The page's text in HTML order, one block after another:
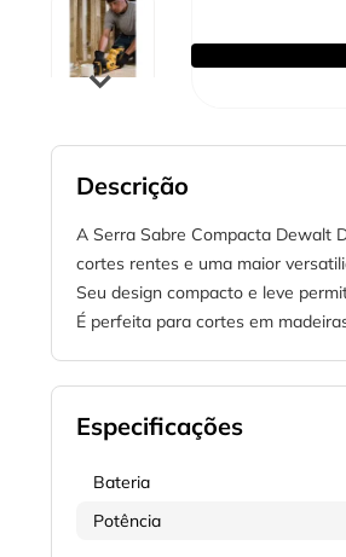
Descrição
A Serra Sabre Compacta Dewalt
cortes rentes e uma maior
Seu design compacto e leve
É perfeita para cortes em
Especificações
Bateria
Potência